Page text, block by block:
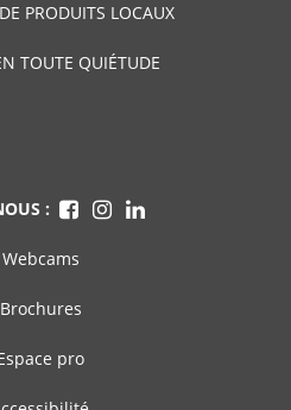
DE PRODUITS LOCAUX
TOUTE QUIÉTUDE
:
Webcams
Brochures
pro